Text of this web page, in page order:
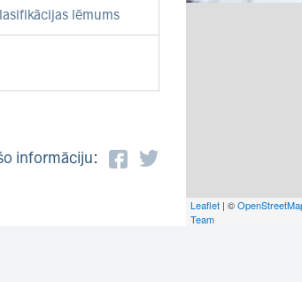
lēmums
informāciju:
Leaflet | ©
Team